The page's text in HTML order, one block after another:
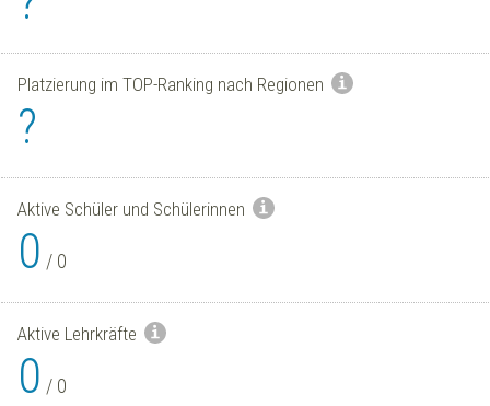
Platzierung im TOP-Ranking nach Regionen
?
Aktive Schüler und Schülerinnen
0 / 0
Aktive Lehrkräfte
0 / 0